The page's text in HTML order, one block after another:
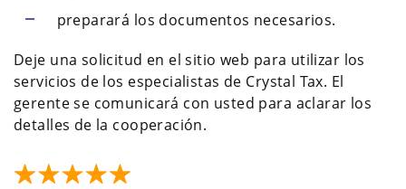
preparará los documentos necesarios.
Deje una solicitud en el sitio web para utilizar los
servicios de los especialistas de Crystal Tax. El
gerente se comunicará con usted para aclarar los
detalles de la cooperación.